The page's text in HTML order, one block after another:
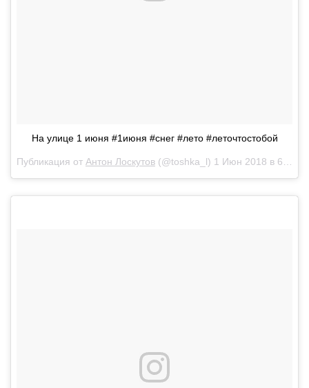
На улице 1 июня #1июня #снег #лето #леточтостобой
Публикация от Антон Лоскутов (@toshka_l) 1 Июн 2018 в 6:09 PDT